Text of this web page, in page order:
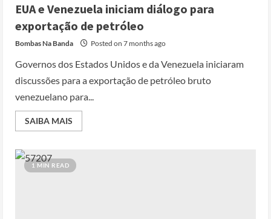
EUA e Venezuela iniciam diálogo para
exportação de petróleo
Bombas Na Banda Posted on 7 months ago
Governos dos Estados Unidos e da Venezuela iniciaram
discussões para a exportação de petróleo bruto
venezuelano para...
SAIBA MAIS
1 MIN READ